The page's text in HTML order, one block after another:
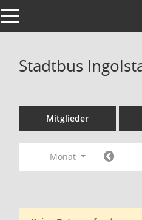
Toggle navigation
Stadtbus
Mitglieder
Monat